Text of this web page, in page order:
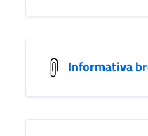
Informativa